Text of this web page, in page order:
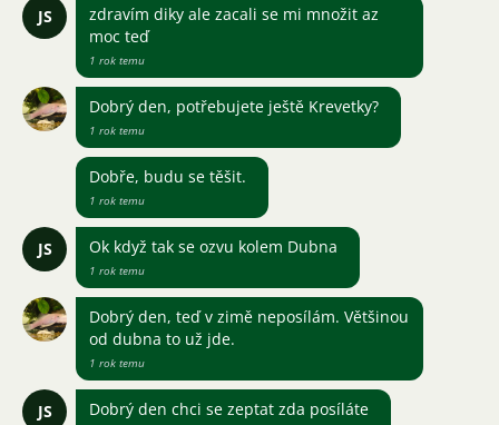
JS
zdravím diky ale zacali se mi množit az
moc teď
1 rok temu
Dobrý den, potřebujete ještě Krevetky?
1 rok temu
Dobře, budu se těšit.
1 rok temu
JS Ok když tak se ozvu kolem Dubna
1 rok temu
Dobrý den, teď v zimě neposílám. Většinou
od dubna to už jde.
1 rok temu
JS Dobrý den chci se zeptat zda posíláte